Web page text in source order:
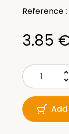
Reference :
3.85
keyboard_arrow_up
keyboard_arrow_down